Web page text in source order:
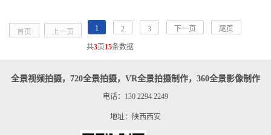
首页 上一页 1 2 3 下一页 尾页
共3页15条数据
全景视频拍摄，720全景拍摄，VR全景拍摄制作，360全景影像制作
电话：130 2294 2249
地址：陕西西安